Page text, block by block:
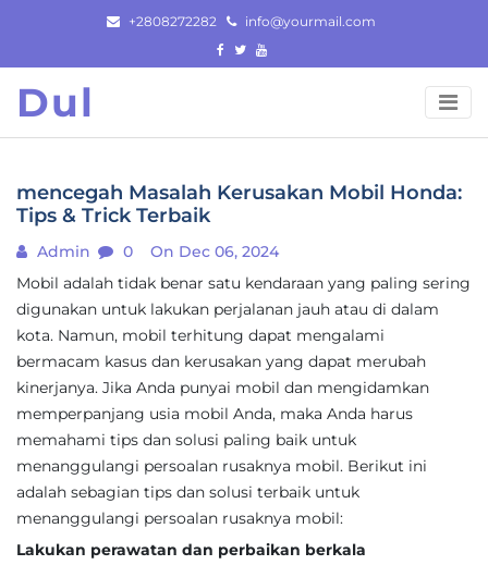
content
+2808272282 info@yourmail.com
Dul
mencegah Masalah Kerusakan Mobil Honda:
Tips & Trick Terbaik
Admin 0
On Dec 06, 2024
Mobil adalah tidak benar satu kendaraan yang paling sering
digunakan untuk lakukan perjalanan jauh atau di dalam
kota. Namun, mobil terhitung dapat mengalami
bermacam kasus dan kerusakan yang dapat merubah
kinerjanya. Jika Anda punyai mobil dan mengidamkan
memperpanjang usia mobil Anda, maka Anda harus
memahami tips dan solusi paling baik untuk
menanggulangi persoalan rusaknya mobil. Berikut ini
adalah sebagian tips dan solusi terbaik untuk
menanggulangi persoalan rusaknya mobil:
Lakukan perawatan dan perbaikan berkala